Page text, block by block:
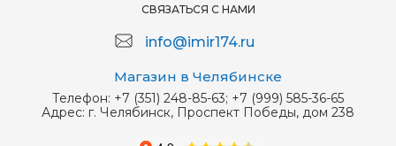
СВЯЗАТЬСЯ С НАМИ
info@imir174.ru
Магазин в Челябинске
Телефон: +7 (351) 248-85-63; +7 (999) 585-36-65
Адрес: г. Челябинск, Проспект Победы, дом 238